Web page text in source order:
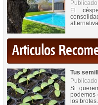
El
Articulos
Tus
Si
podemos
los